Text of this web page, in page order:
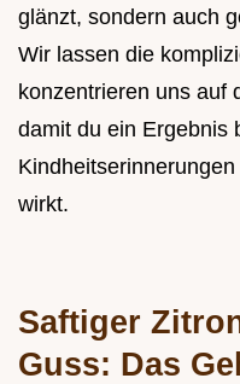
glänzt, sondern auch
Wir lassen die
konzentrieren uns auf
damit du ein Ergebnis
wirkt.
Saftiger
Guss: Das